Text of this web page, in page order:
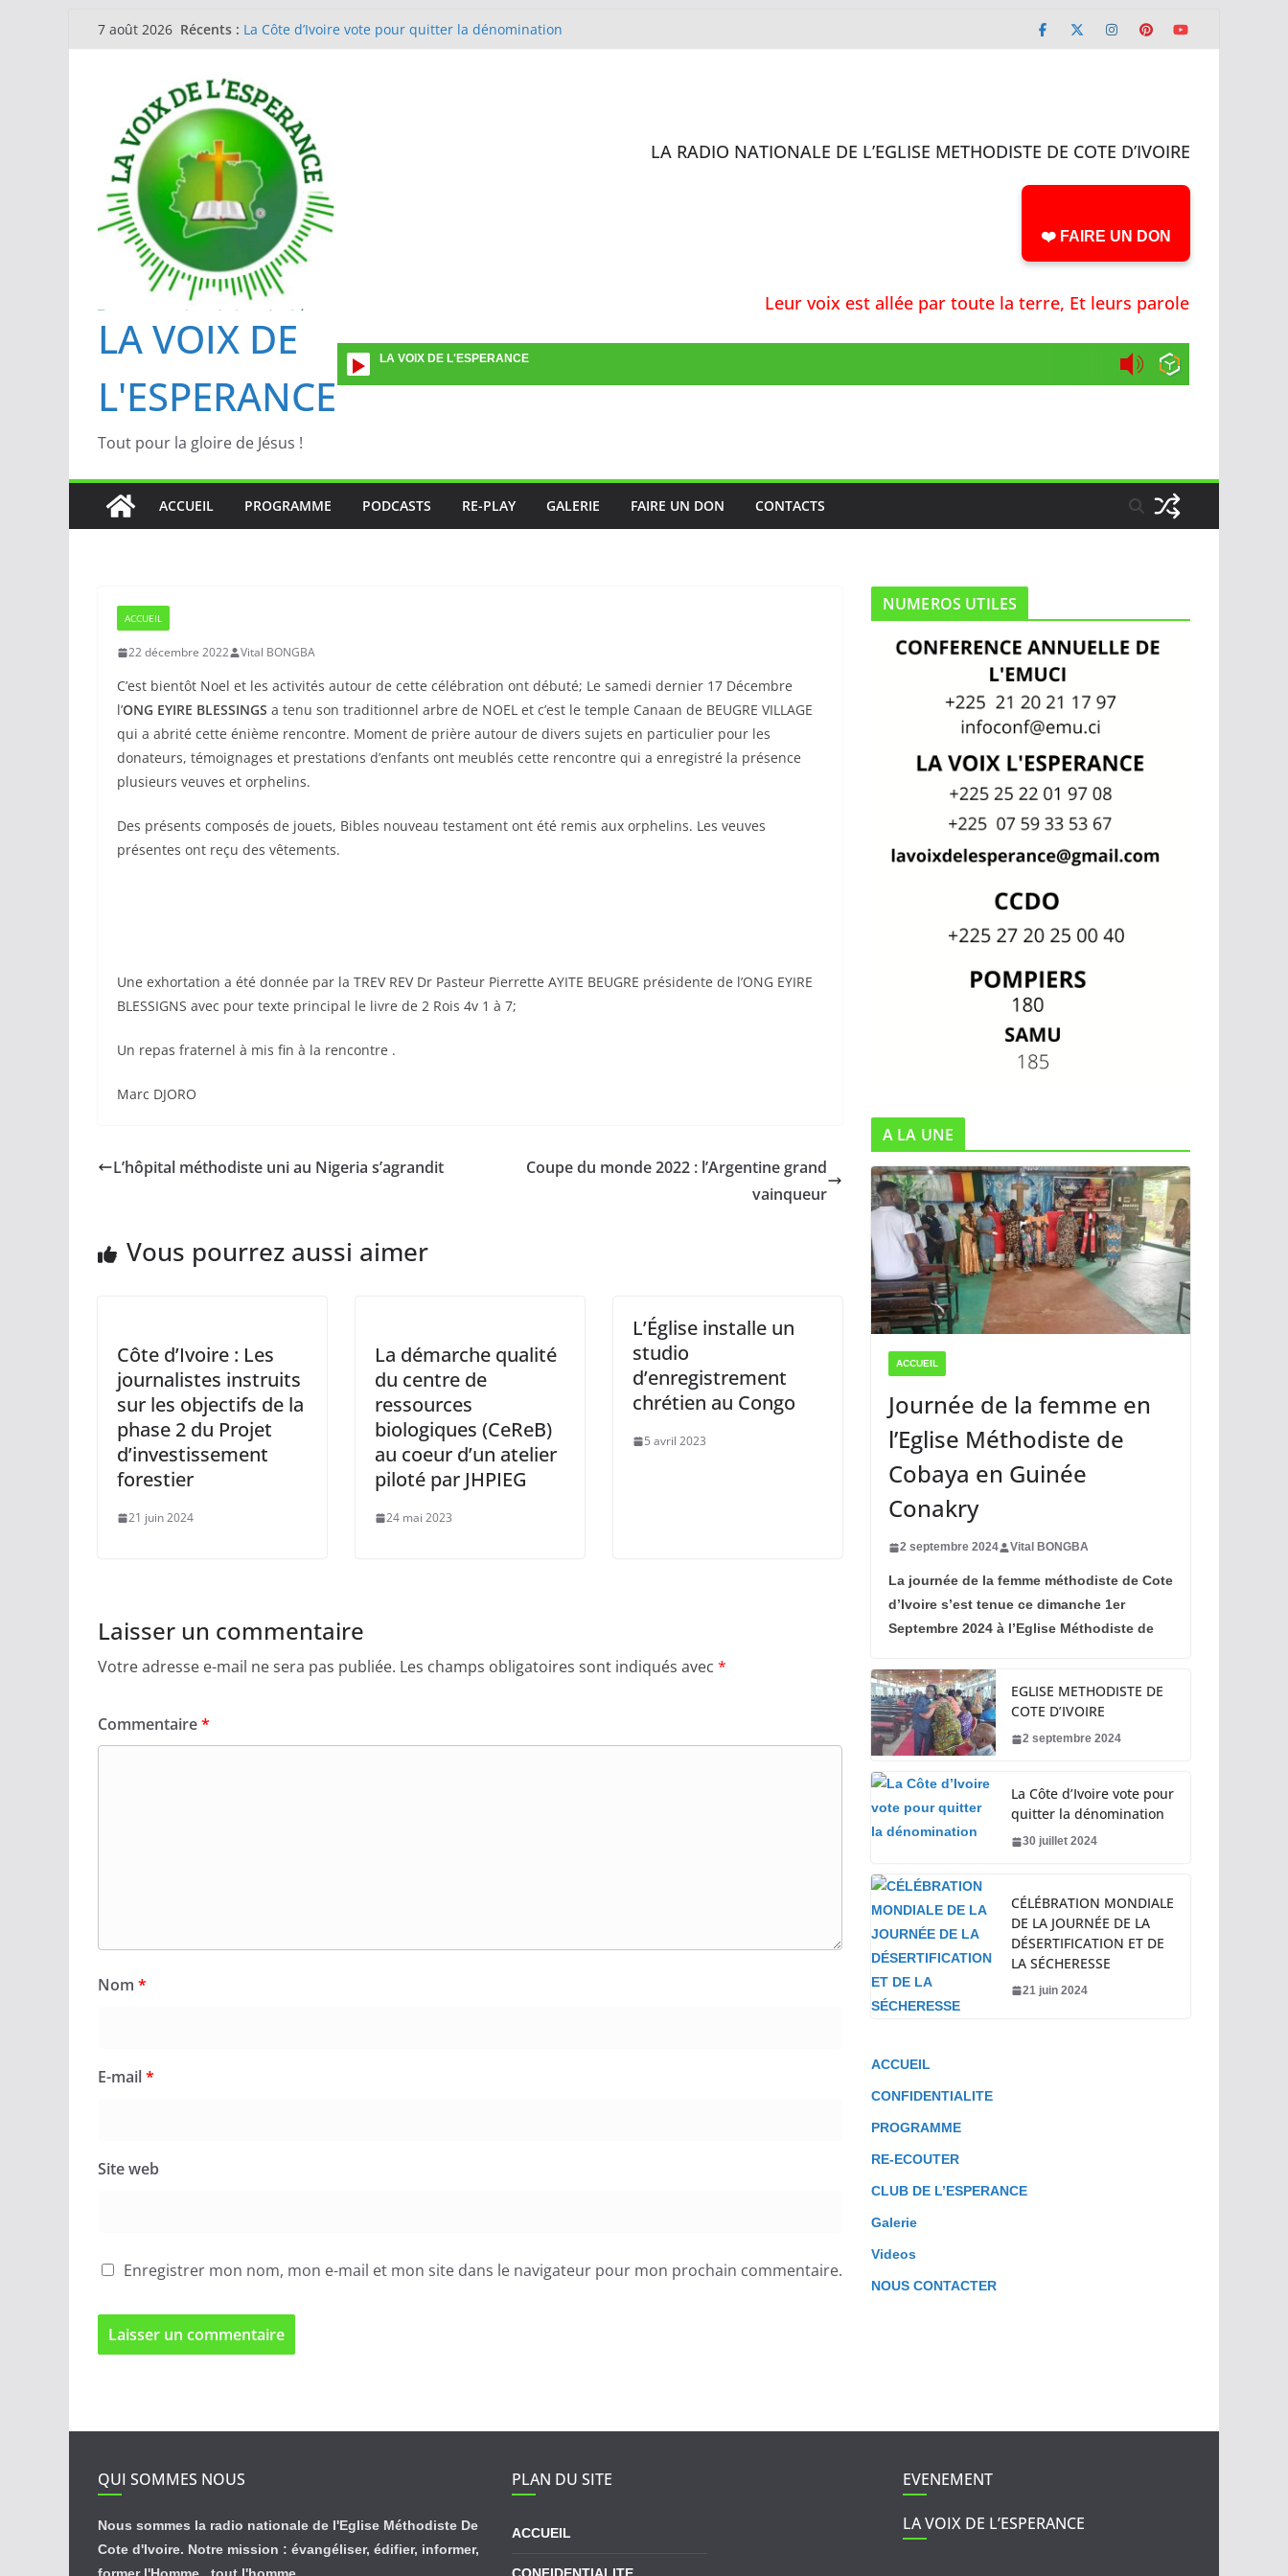
Passer
au
7 août 2026 Récents : La Côte d’Ivoire vote pour quitter la dénomination
Journée de la femme en l’Eglise Méthodiste de Cobaya en
EGLISE METHODISTE DE COTE D’IVOIRE
Formation des investigateurs sites de l’enquête de
prévalence ponctuelle sur l’utilisation des antibiotiques :
Une vingtaine de superviseurs formés
La gestion du Mpox : l’IPCI est en charge de la confirmation
des cas suspects
LA VOIX DE
L'ESPERANCE
Tout pour la gloire de Jésus !
LA RADIO NATIONALE DE L’EGLISE METHODISTE DE COTE D’IVOIRE
❤️ FAIRE UN DON
Leur voix est allée par toute la terre, Et leurs paroles jusqu'aux
LA VOIX DE L'ESPERANCE
ACCUEIL PROGRAMME PODCASTS RE-PLAY GALERIE FAIRE UN DON CONTACTS
ACCUEIL
22 décembre 2022 Vital BONGBA
C’est bientôt Noel et les activités autour de cette célébration ont débuté; Le samedi dernier 17 Décembre
l’ONG EYIRE BLESSINGS a tenu son traditionnel arbre de NOEL et c’est le temple Canaan de BEUGRE VILLAGE
qui a abrité cette énième rencontre. Moment de prière autour de divers sujets en particulier pour les
donateurs, témoignages et prestations d’enfants ont meublés cette rencontre qui a enregistré la présence
plusieurs veuves et orphelins.
Des présents composés de jouets, Bibles nouveau testament ont été remis aux orphelins. Les veuves
présentes ont reçu des vêtements.
Une exhortation a été donnée par la TREV REV Dr Pasteur Pierrette AYITE BEUGRE présidente de l’ONG EYIRE
BLESSIGNS avec pour texte principal le livre de 2 Rois 4v 1 à 7;
Un repas fraternel à mis fin à la rencontre .
Marc DJORO
L’hôpital méthodiste uni au Nigeria s’agrandit
Coupe du monde 2022 : l’Argentine grand
vainqueur
Vous pourrez aussi aimer
Côte d’Ivoire : Les
journalistes instruits
sur les objectifs de la
phase 2 du Projet
d’investissement
forestier
21 juin 2024
La démarche qualité
du centre de
ressources
biologiques (CeReB)
au coeur d’un atelier
piloté par JHPIEG
24 mai 2023
L’Église installe un
studio
d’enregistrement
chrétien au Congo
5 avril 2023
Laisser un commentaire
Votre adresse e-mail ne sera pas publiée. Les champs obligatoires sont indiqués avec *
Commentaire*
Nom *
E-mail*
Site web
Enregistrer mon nom, mon e-mail et mon site dans le navigateur pour mon prochain commentaire.
NUMEROS UTILES
A LA UNE
ACCUEIL
Journée de la femme en
l’Eglise Méthodiste de
Cobaya en Guinée
Conakry
2 septembre 2024 Vital BONGBA
La journée de la femme méthodiste de Cote
d’Ivoire s’est tenue ce dimanche 1er
Septembre 2024 à l’Eglise Méthodiste de
EGLISE METHODISTE DE
COTE D’IVOIRE
2 septembre 2024
La Côte d’Ivoire vote pour
quitter la dénomination
30 juillet 2024
CÉLÉBRATION MONDIALE
DE LA JOURNÉE DE LA
DÉSERTIFICATION ET DE
LA SÉCHERESSE
21 juin 2024
ACCUEIL
CONFIDENTIALITE
PROGRAMME
RE-ECOUTER
CLUB DE L’ESPERANCE
Galerie
Videos
NOUS CONTACTER
QUI SOMMES NOUS
Nous sommes la radio nationale de l'Eglise Méthodiste De
Cote d'Ivoire. Notre mission : évangéliser, édifier, informer,
PLAN DU SITE
ACCUEIL
EVENEMENT
LA VOIX DE L’ESPERANCE